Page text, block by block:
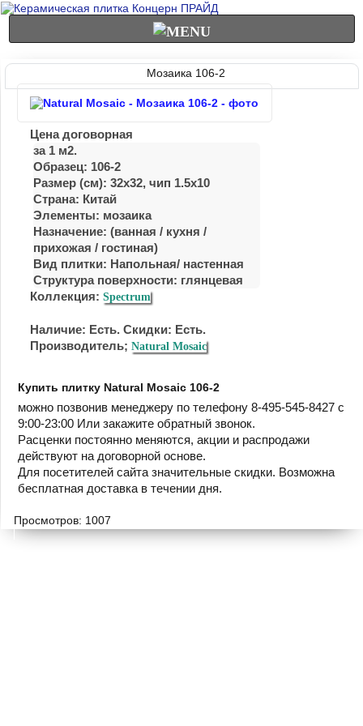
Мозаика 106-2
Цена договорная
за 1 м2.
Образец: 106-2
Размер (см): 32x32, чип 1.5x10
Страна: Китай
Элементы: мозаика
Назначение: (ванная / куxня /
приxожая / гостиная)
Вид плитки: Напольная/ настенная
Структура поверхности: глянцевая
Коллекция: Spectrum
Наличие: Есть. Скидки: Есть.
Производитель; Natural Mosaic
Купить плитку Natural Mosaic 106-2
можно позвонив менеджеру по телефону 8-495-545-8427 с
9:00-23:00 Или закажите обратный звонок.
Расценки постоянно меняются, акции и распродажи
действуют на договорной основе.
Для посетителей сайта значительные скидки. Возможна
бесплатная доставка в течении дня.
Просмотров: 1007